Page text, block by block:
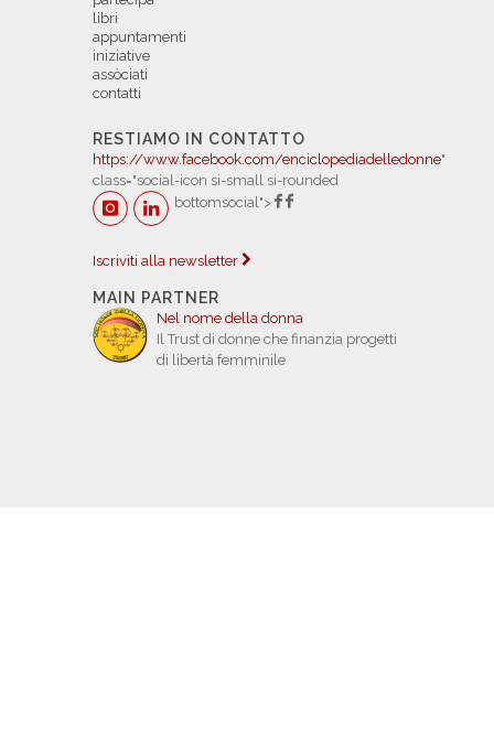
libri
appuntamenti
iniziative
assòciati
contatti
RESTIAMO IN CONTATTO
https://www.facebook.com/enciclopediadelledonne"
class="social-icon si-small si-rounded
bottomsocial">
Iscriviti alla newsletter
MAIN PARTNER
Nel nome della donna
Il Trust di donne che finanzia progetti
di libertà femminile